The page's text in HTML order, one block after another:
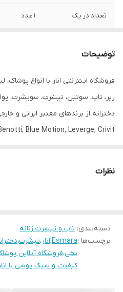
تعداد در پک 1 عدد
در صورت
مورد استفاده روزانه
توضیحات
فروشگاه اینترنتی انار با انواع
زیر، تاپ، سوتین، تیشرت، سویشرت،
نظرات
دسته‌بندی: تاپ و تیشرت زنانه
برچسب‌ها :Esmara،انار،تیشرت،
نخی،فروشگاه آنلاین
کیفیت و شیک پوشی با